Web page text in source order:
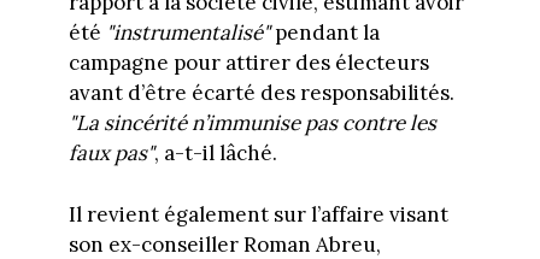
été "instrumentalisé"pendant la
campagne pour attirer des électeurs
avant d’être écarté des responsabilités.
"La sincérité n’immunise pas contre les
faux pas", a-t-il lâché.
Il revient également sur l’affaire visant
son ex-conseiller Roman Abreu,